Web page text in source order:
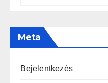
Meta
Bejelentkezés